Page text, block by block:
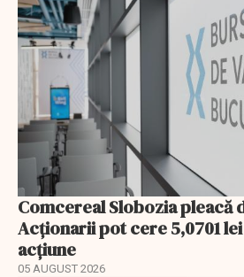
Comcereal Slobozia pleacă
Acționarii pot cere 5,0701
acțiune
05 AUGUST 2026